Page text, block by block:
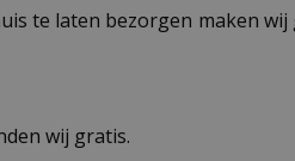
te laten bezorgen maken
wij gratis.